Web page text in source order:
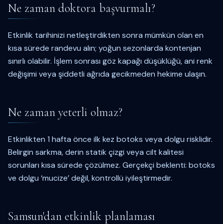
Ne zaman doktora başvurmalı?
Etkinlik tarihinizi netleştirdikten sonra mümkün olan en
kısa sürede randevu alın; yoğun sezonlarda kontenjan
sınırlı olabilir. İşlem sonrası göz kapağı düşüklüğü, ani renk
değişimi veya şiddetli ağrıda gecikmeden hekime ulaşın.
Ne zaman yeterli olmaz?
Etkinlikten 1 hafta önce ilk kez botoks veya dolgu risklidir.
Belirgin sarkma, derin statik çizgi veya cilt kalitesi
sorunları kısa sürede çözülmez. Gerçekçi beklenti: botoks
ve dolgu ‘mucize’ değil, kontrollü iyileştirmedir.
Samsun'dan etkinlik planlaması